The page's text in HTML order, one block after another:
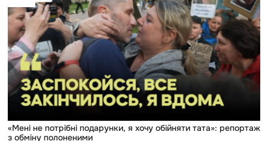
потрібні
подарунки,
хочу
обійняти
тата»:
репортаж
обміну
полоненими
«Мені не потрібні подарунки, я хочу обійняти тата»: репортаж
з обміну полоненими